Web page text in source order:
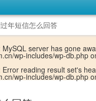
年短信怎么回答
server has gone
wp-includes/wp-db.php
reading result set's
wp-includes/wp-db.php